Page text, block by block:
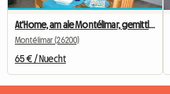
Montélimar (26200)
65 € / Nuecht